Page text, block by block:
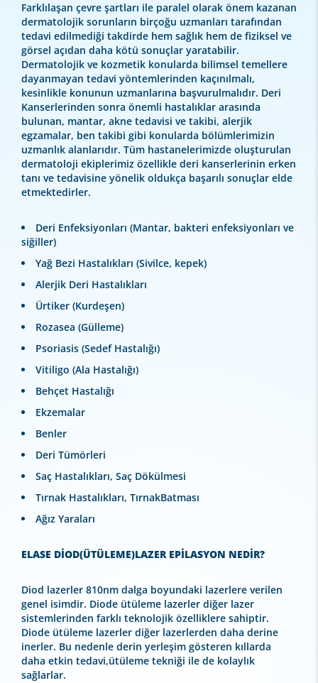
Farklılaşan çevre şartları ile paralel olarak önem kazanan
dermatolojik sorunların birçoğu uzmanları tarafından
tedavi edilmediği takdirde hem sağlık hem de fiziksel ve
görsel açıdan daha kötü sonuçlar yaratabilir.
Dermatolojik ve kozmetik konularda bilimsel temellere
dayanmayan tedavi yöntemlerinden kaçınılmalı,
kesinlikle konunun uzmanlarına başvurulmalıdır. Deri
Kanserlerinden sonra önemli hastalıklar arasında
bulunan, mantar, akne tedavisi ve takibi, alerjik
egzamalar, ben takibi gibi konularda bölümlerimizin
uzmanlık alanlarıdır. Tüm hastanelerimizde oluşturulan
dermatoloji ekiplerimiz özellikle deri kanserlerinin erken
tanı ve tedavisine yönelik oldukça başarılı sonuçlar elde
etmektedirler.
Deri Enfeksiyonları (Mantar, bakteri enfeksiyonları ve
siğiller)
Yağ Bezi Hastalıkları (Sivilce, kepek)
Alerjik Deri Hastalıkları
Ürtiker (Kurdeşen)
Rozasea (Gülleme)
Psoriasis (Sedef Hastalığı)
Vitiligo (Ala Hastalığı)
Behçet Hastalığı
Ekzemalar
Benler
Deri Tümörleri
Saç Hastalıkları, Saç Dökülmesi
Tırnak Hastalıkları, TırnakBatması
Ağız Yaraları
ELASE DİOD(ÜTÜLEME)LAZER EPİLASYON NEDİR?
Diod lazerler 810nm dalga boyundaki lazerlere verilen
genel isimdir. Diode ütüleme lazerler diğer lazer
sistemlerinden farklı teknolojik özelliklere sahiptir.
Diode ütüleme lazerler diğer lazerlerden daha derine
inerler. Bu nedenle derin yerleşim gösteren kıllarda
daha etkin tedavi,ütüleme tekniği ile de kolaylık
sağlarlar.